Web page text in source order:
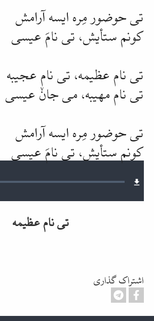
تیحوضور مِرهایسه آرامش
کونمستأیش، تی نامَ عیسی
تی نامعظیمه، تی نامعجیبه
تی ناممهیبه، می جانٚ عیسی
تیحوضور مِرهایسه آرامش
کونمستأیش، تی نامَ عیسی
Audio file
:
تی نام عظیمه
اشتراک گذاری